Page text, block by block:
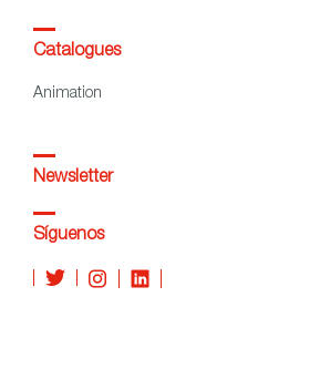
Catalogues
Animation
Newsletter
Síguenos